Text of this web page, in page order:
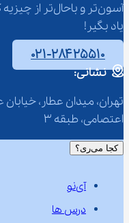
یاد بگیر!
۰۲۱-۲۸۴۲۵۵۱۰
نشانی:
اعتصامی، طبقه 3
کجا می‌ری؟
آی‌نو
درس ها